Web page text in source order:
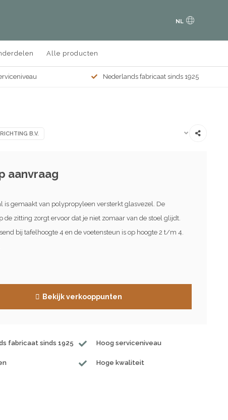
NL
Alle producten
Nederlands fabricaat sinds 1925
B.V.
aanvraag
is gemaakt van polypropyleen versterkt glasvezel. De
de zitting zorgt ervoor dat je niet zomaar van de stoel glijdt.
bij tafelhoogte 4 en de voetensteun is op hoogte 2 t/m 4.
Bekijk verkooppunten
fabricaat sinds 1925 Hoog serviceniveau
Hoge kwaliteit